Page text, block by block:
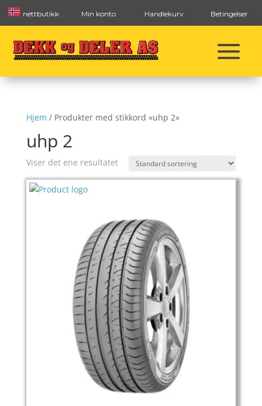
nettbutikk Min konto Handlekurv Betingelser
Hjem / Produkter med stikkord «uhp 2»
uhp 2
Viser det ene resultatet